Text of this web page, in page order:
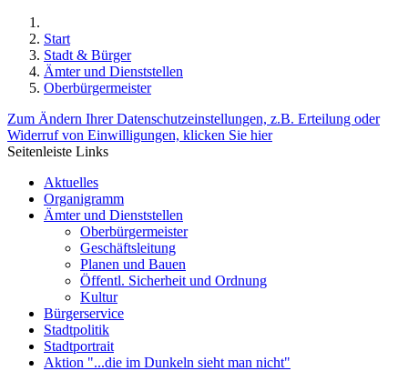
Start
Stadt & Bürger
Ämter und Dienststellen
Oberbürgermeister
Zum Ändern Ihrer Datenschutzeinstellungen, z.B. Erteilung oder
Widerruf von Einwilligungen, klicken Sie hier
Seitenleiste Links
Aktuelles
Organigramm
Ämter und Dienststellen
Oberbürgermeister
Geschäftsleitung
Planen und Bauen
Öffentl. Sicherheit und Ordnung
Kultur
Bürgerservice
Stadtpolitik
Stadtportrait
Aktion "...die im Dunkeln sieht man nicht"